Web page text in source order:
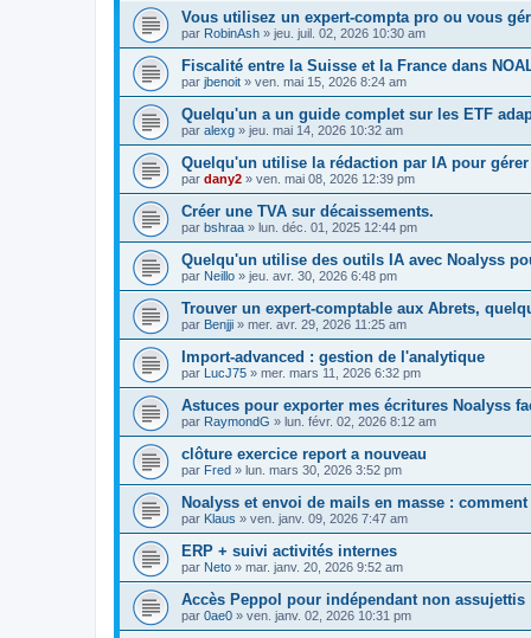
Vous utilisez un expert-compta pro ou vous
par RobinAsh » jeu. juil. 02, 2026 10:30 am
Fiscalité entre la Suisse et la France dans
par jbenoit » ven. mai 15, 2026 8:24 am
Quelqu'un a un guide complet sur les ETF
par alexg » jeu. mai 14, 2026 10:32 am
Quelqu'un utilise la rédaction par IA pour
par dany2 » ven. mai 08, 2026 12:39 pm
Créer une TVA sur décaissements.
par bshraa » lun. déc. 01, 2025 12:44 pm
Quelqu'un utilise des outils IA avec Noalyss
par Neillo » jeu. avr. 30, 2026 6:48 pm
Trouver un expert-comptable aux Abrets,
par Benjji » mer. avr. 29, 2026 11:25 am
Import-advanced : gestion de l'analytique
par LucJ75 » mer. mars 11, 2026 6:32 pm
Astuces pour exporter mes écritures Noalyss
par RaymondG » lun. févr. 02, 2026 8:12 am
clôture exercice report a nouveau
par Fred » lun. mars 30, 2026 3:52 pm
Noalyss et envoi de mails en masse :
par Klaus » ven. janv. 09, 2026 7:47 am
ERP + suivi activités internes
par Neto » mar. janv. 20, 2026 9:52 am
Accès Peppol pour indépendant non assujettis
par 0ae0 » ven. janv. 02, 2026 10:31 pm